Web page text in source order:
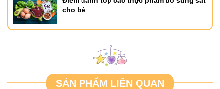
cho bé
SẢN PHẨM LIÊN QUAN